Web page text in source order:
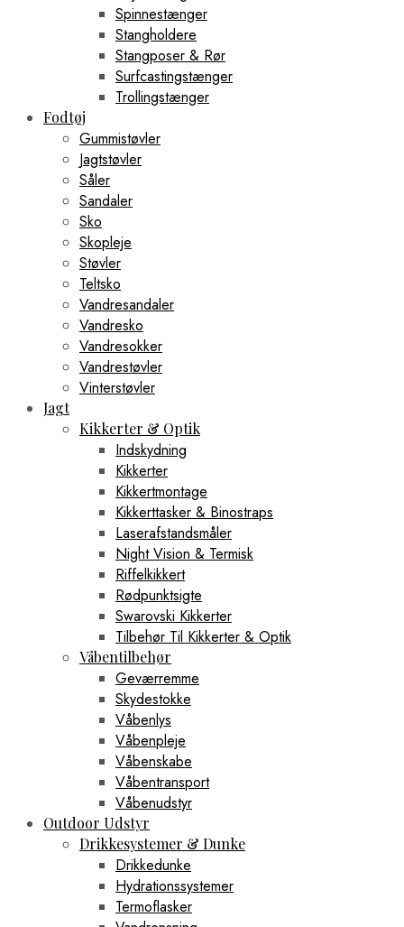
Spinnestænger
Stangholdere
Stangposer & Rør
Surfcastingstænger
Trollingstænger
Fodtøj
Gummistøvler
Jagtstøvler
Såler
Sandaler
Sko
Skopleje
Støvler
Teltsko
Vandresandaler
Vandresko
Vandresokker
Vandrestøvler
Vinterstøvler
Jagt
Kikkerter & Optik
Indskydning
Kikkerter
Kikkertmontage
Kikkerttasker & Binostraps
Laserafstandsmåler
Night Vision & Termisk
Riffelkikkert
Rødpunktsigte
Swarovski Kikkerter
Tilbehør Til Kikkerter & Optik
Våbentilbehør
Geværremme
Skydestokke
Våbenlys
Våbenpleje
Våbenskabe
Våbentransport
Våbenudstyr
Outdoor Udstyr
Drikkesystemer & Dunke
Drikkedunke
Hydrationssystemer
Termoflasker